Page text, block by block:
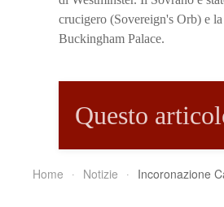
crucigero (Sovereign's Orb) e
Buckingham Palace.
Questo
Home Notizie Incoronazione